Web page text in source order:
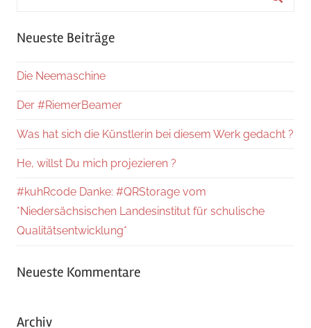
Neueste Beiträge
Die Neemaschine
Der #RiemerBeamer
Was hat sich die Künstlerin bei diesem Werk gedacht ?
He, willst Du mich projezieren ?
#kuhRcode Danke: #QRStorage vom
*Niedersächsischen Landesinstitut für schulische
Qualitätsentwicklung*
Neueste Kommentare
Archiv